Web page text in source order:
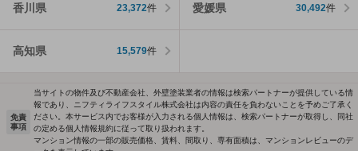
香川県 23,372件 愛媛県 30,492件
高知県 15,579件
免責
事項
当サイトの物件及び不動産会社、外壁塗装業者の情報は検索パートナーが提供している情
報であり、ニフティライフスタイル株式会社は内容の責任を負わないことを予めご了承く
ださい。本サービス内でお客様が入力される個人情報は、検索パートナーが取得し、同社
の定める個人情報規約に従って取り扱われます。
マンション情報の一部の販売価格、賃料、間取り、専有面積は、マンションレビューのデ